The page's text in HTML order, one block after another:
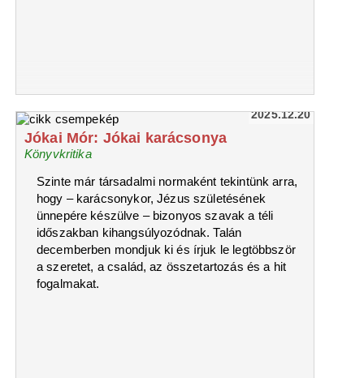
2025.12.20
Jókai Mór: Jókai karácsonya
Könyvkritika
Szinte már társadalmi normaként tekintünk arra,
hogy – karácsonykor, Jézus születésének
ünnepére készülve – bizonyos szavak a téli
időszakban kihangsúlyozódnak. Talán
decemberben mondjuk ki és írjuk le legtöbbször
a szeretet, a család, az összetartozás és a hit
fogalmakat.